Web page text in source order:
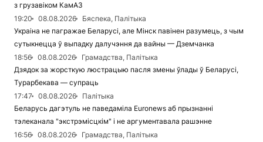
з грузавіком КамАЗ
19:20
08.08.2026
Бяспека, Палітыка
Украіна не пагражае Беларусі, але Мінск павінен разумець, з чым
сутыкнецца ў выпадку далучэння да вайны — Дземчанка
18:56
08.08.2026
Грамадства, Палітыка
Дзядок за жорсткую люстрацыю пасля змены ўлады ў Беларусі,
Турарбекава — супраць
17:47
08.08.2026
Палітыка
Беларусь дагэтуль не паведаміла Euronews аб прызнанні
тэлеканала "экстрэмісцкім" і не аргументавала рашэнне
16:56
08.08.2026
Грамадства, Палітыка